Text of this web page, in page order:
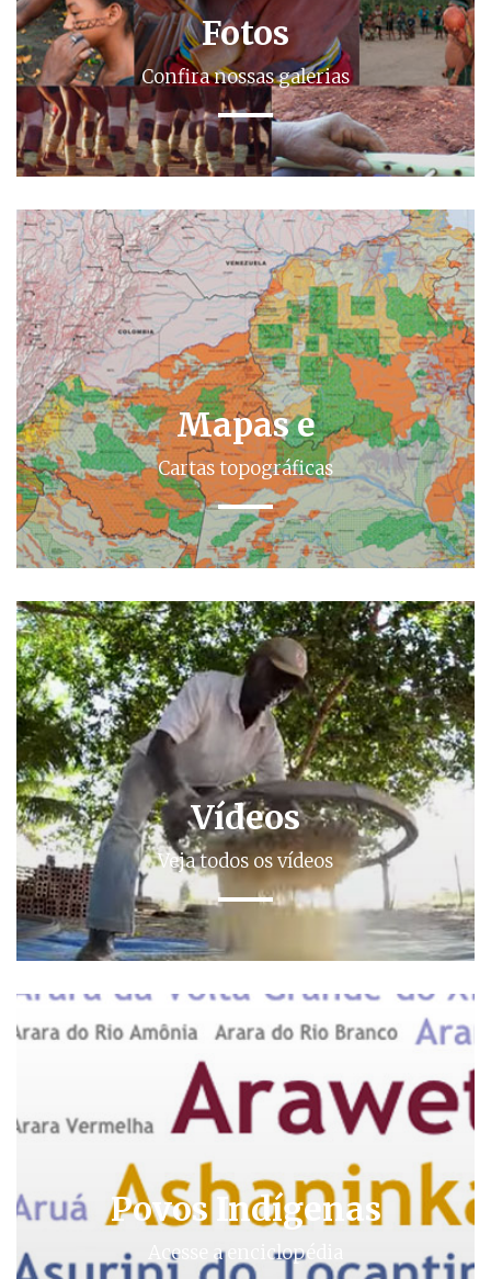
Fotos
Confira nossas galerias
Mapas e
Cartas topográficas
Vídeos
Veja todos os vídeos
Povos Indígenas
Acesse a enciclopédia